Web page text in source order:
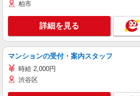
柏市
詳細を見る
マンションの受付・案内スタッフ
時給 2,000円
渋谷区